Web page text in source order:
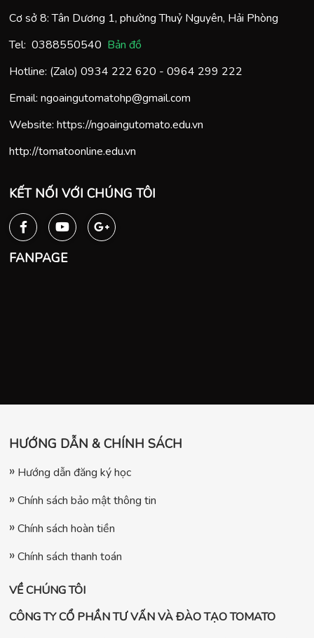
Cơ sở 8: Tân Dương 1, phường Thuỷ Nguyên, Hải Phòng
Tel: 0388550540 Bản đồ
Hotline: (Zalo) 0934 222 620 - 0964 299 222
Email: ngoaingutomatohp@gmail.com
Website: https://ngoaingutomato.edu.vn
http://tomatoonline.edu.vn
KẾT NỐI VỚI CHÚNG TÔI
FANPAGE
HƯỚNG DẪN & CHÍNH SÁCH
Hướng dẫn đăng ký học
Chính sách bảo mật thông tin
Chính sách hoàn tiền
Chính sách thanh toán
VỀ CHÚNG TÔI
CÔNG TY CỔ PHẦN TƯ VẤN VÀ ĐÀO TẠO TOMATO